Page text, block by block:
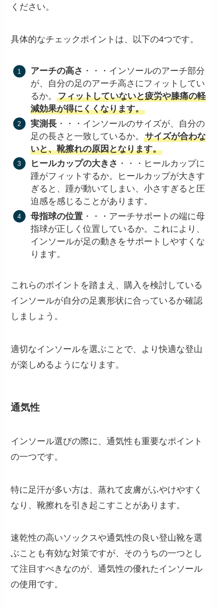
ください。
具体的なチェックポイントは、以下の4つです。
アーチの高さ ・・・インソールのアーチ部分
が、自分の足のアーチ高さにフィットしてい
るか。 フィットしていないと疲労や膝痛の軽
減効果が得にくくなります。
実測長・・・インソールのサイズが、自分の
足の長さと一致しているか。 サイズが合わな
いと、靴擦れの原因となります。
ヒールカップの大きさ ・・・ヒールカップに
踵がフィットするか。ヒールカップが大きす
ぎると、踵が動いてしまい、小さすぎると圧
迫感を感じることがあります。
母指球の位置・・・アーチサポートの端に母
指球が正しく位置しているか。これにより、
インソールが足の動きをサポートしやすくな
ります。
これらのポイントを踏まえ、購入を検討している
インソールが自分の足裏形状に合っているか確認
しましょう。
適切なインソールを選ぶことで、より快適な登山
が楽しめるようになります。
通気性
インソール選びの際に、通気性も重要なポイント
の一つです。
特に足汗が多い方は、蒸れて皮膚がふやけやすく
なり、靴擦れを引き起こすことがあります。
速乾性の高いソックスや通気性の良い登山靴を選
ぶことも有効な対策ですが、そのうちの一つとし
て注目すべきなのが、通気性の優れたインソール
の使用です。